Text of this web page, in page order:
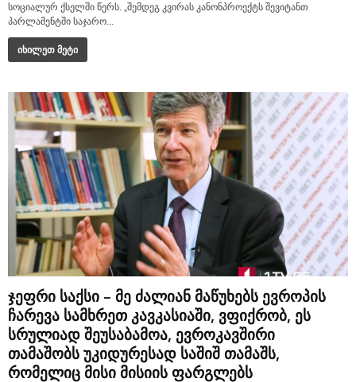
სოციალურ ქსელში წერს. „შემდეგ კვირას კანონპროექტს შევიტანთ
პარლამენტში საჯარო...
იხილეთ მეტი
ჯეფრი საქსი – მე ძალიან მაწუხებს ევროპის
ჩარევა სამხრეთ კავკასიაში, ვფიქრობ, ეს
სრულიად შეუსაბამოა, ევროკავშირი
თამაშობს უკიდურესად საშიშ თამაშს,
რომელიც მისი მისიის ფარგლებს